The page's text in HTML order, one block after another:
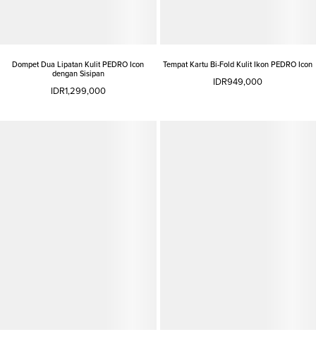
Dompet Dua Lipatan Kulit PEDRO Icon
dengan Sisipan
IDR1,299,000
Tempat Kartu Bi-Fold Kulit Ikon PEDRO Icon
IDR949,000